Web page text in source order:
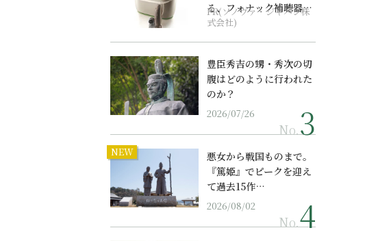
る、フォナック補聴器の
最上位モデル
PR(ソノヴァ・ジャパン株
式会社)
豊臣秀吉の甥・秀次の切
腹はどのように行われた
のか？
2026/07/26
No.
NEW
悪女から戦国ものまで。
『篤姫』でピークを迎え
て過去15作…
2026/08/02
No.